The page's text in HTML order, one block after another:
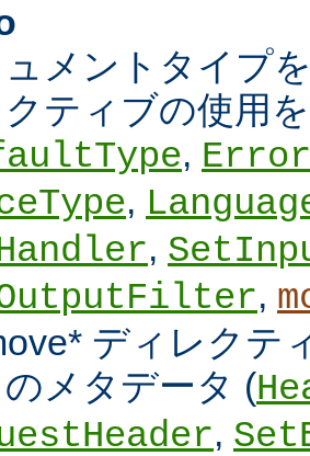
ュメントタイプ
クティブの使用
,
,
,
,
ディレクテ
メタデータ (
,